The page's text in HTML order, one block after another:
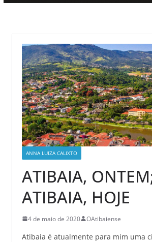
ANNA LUIZA CALIXTO
ATIBAIA,
ATIBAIA, HOJE
4 de maio de 2020 OAtibaiense
Atibaia é atualmente para mim uma